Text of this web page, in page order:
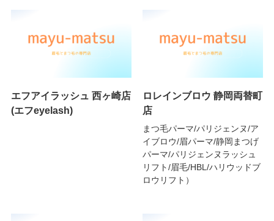
エフアイラッシュ 西ヶ崎店
(エフeyelash)
ロレインブロウ 静岡両替町
店
まつ毛パーマ/パリジェンヌ/ア
イブロウ/眉パーマ/静岡まつげ
パーマ/パリジェンヌラッシュ
リフト/眉毛/HBL/ハリウッドブ
ロウリフト）